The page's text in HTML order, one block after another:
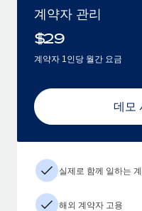
계약자 관리
$29
계약자 1인당 월간 요금
데모
실제로 함께 일하는
해외 계약자 고용